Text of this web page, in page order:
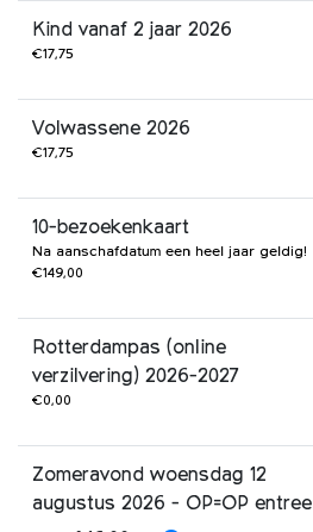
Kind vanaf 2 jaar 2026
€17,75
Volwassene 2026
€17,75
10-bezoekenkaart
Na aanschafdatum een heel jaar geldig!
€149,00
Rotterdampas (online
verzilvering) 2026-2027
€0,00
Zomeravond woensdag 12
augustus 2026 - OP=OP entree